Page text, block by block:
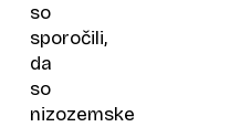
so
sporočili,
da
so
nizozemske